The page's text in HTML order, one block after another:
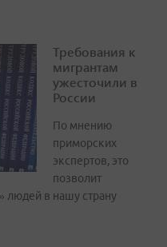
Требования к
мигрантам
ужесточили в
России
По мнению
приморских
экспертов, это
позволит
людей в нашу страну